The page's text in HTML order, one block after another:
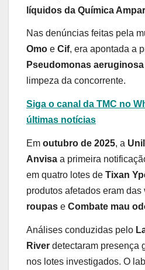
líquidos da Química
Nas denúncias feitas pela
Omo e Cif, era apontada a
Pseudomonas aeruginosa
limpeza da concorrente.
Siga o canal da TMC no
últimas notícias
Em outubro de 2025, a
Anvisa a primeira
em quatro lotes de Tixan
produtos afetados eram das
roupas e Combate mau
Análises conduzidas pelo
River detectaram presença
nos lotes investigados. O